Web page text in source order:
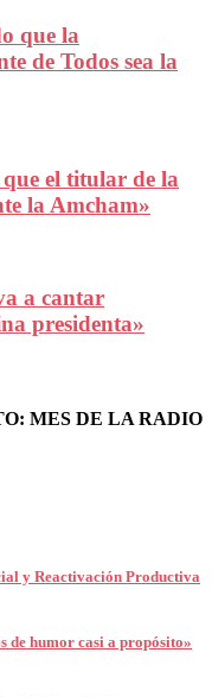
que la
de Todos sea la
el titular de la
la Amcham»
a cantar
presidenta»
y Reactivación Productiva
de humor casi a propósito»
MES DE LA RADIO